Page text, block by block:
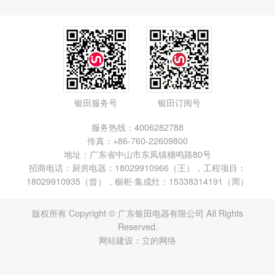
银田服务号
银田订阅号
服务热线：4006282788
传真：+86-760-22609800
地址：广东省中山市东凤镇穗鸣路80号
招商电话：厨房电器：18029910966（王），工程项目：
18029910935（曾），橱柜·集成灶：15338314191（周）
版权所有 Copyright © 广东银田电器有限公司 All Rights
Reserved.
网站建设： 立的网络